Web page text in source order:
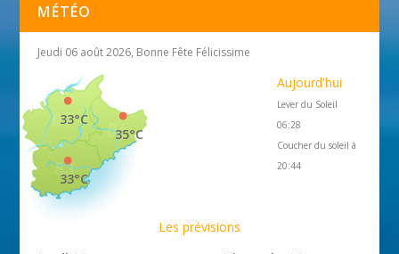
MÉTÉO
Jeudi 06 août 2026, Bonne Fête Félicissime
35°C
33°C
33°C
Aujourd'hui
Lever du Soleil
06:28
Coucher du soleil à
20:44
Les prévisions